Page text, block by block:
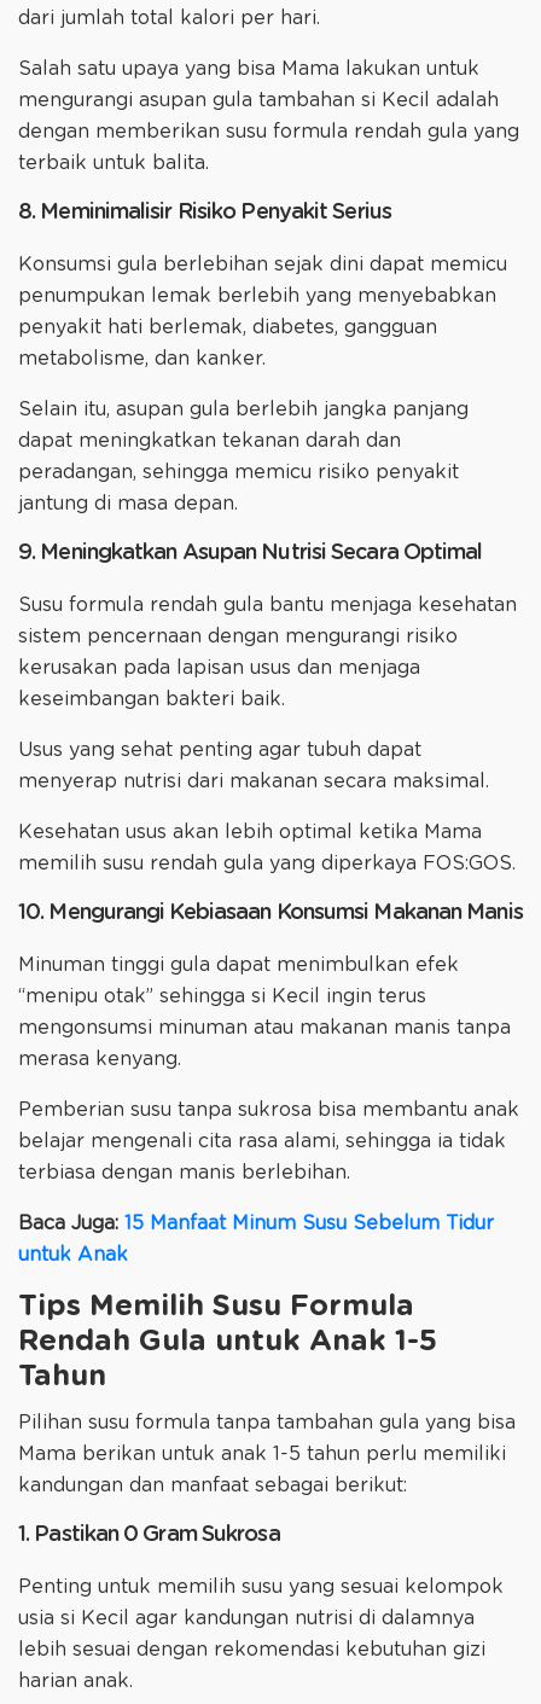
dari jumlah total kalori per hari.
Salah satu upaya yang bisa Mama lakukan untuk
mengurangi asupan gula tambahan si Kecil adalah
dengan memberikan susu formula rendah gula yang
terbaik untuk balita.
8. Meminimalisir Risiko Penyakit Serius
Konsumsi gula berlebihan sejak dini dapat memicu
penumpukan lemak berlebih yang menyebabkan
penyakit hati berlemak, diabetes, gangguan
metabolisme, dan kanker.
Selain itu, asupan gula berlebih jangka panjang
dapat meningkatkan tekanan darah dan
peradangan, sehingga memicu risiko penyakit
jantung di masa depan.
9. Meningkatkan Asupan Nutrisi Secara Optimal
Susu formula rendah gula bantu menjaga kesehatan
sistem pencernaan dengan mengurangi risiko
kerusakan pada lapisan usus dan menjaga
keseimbangan bakteri baik.
Usus yang sehat penting agar tubuh dapat
menyerap nutrisi dari makanan secara maksimal.
Kesehatan usus akan lebih optimal ketika Mama
memilih susu rendah gula yang diperkaya FOS:GOS.
10. Mengurangi Kebiasaan Konsumsi Makanan Manis
Minuman tinggi gula dapat menimbulkan efek
“menipu otak” sehingga si Kecil ingin terus
mengonsumsi minuman atau makanan manis tanpa
merasa kenyang.
Pemberian susu tanpa sukrosa bisa membantu anak
belajar mengenali cita rasa alami, sehingga ia tidak
terbiasa dengan manis berlebihan.
Baca Juga: 15 Manfaat Minum Susu Sebelum Tidur
untuk Anak
Tips Memilih Susu Formula
Rendah Gula untuk Anak 1-5
Tahun
Pilihan susu formula tanpa tambahan gula yang bisa
Mama berikan untuk anak 1-5 tahun perlu memiliki
kandungan dan manfaat sebagai berikut:
1. Pastikan 0 Gram Sukrosa
Penting untuk memilih susu yang sesuai kelompok
usia si Kecil agar kandungan nutrisi di dalamnya
lebih sesuai dengan rekomendasi kebutuhan gizi
harian anak.